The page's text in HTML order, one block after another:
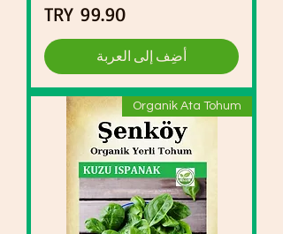
السعر
أضِف إلى العربة
Organik Ata Tohum